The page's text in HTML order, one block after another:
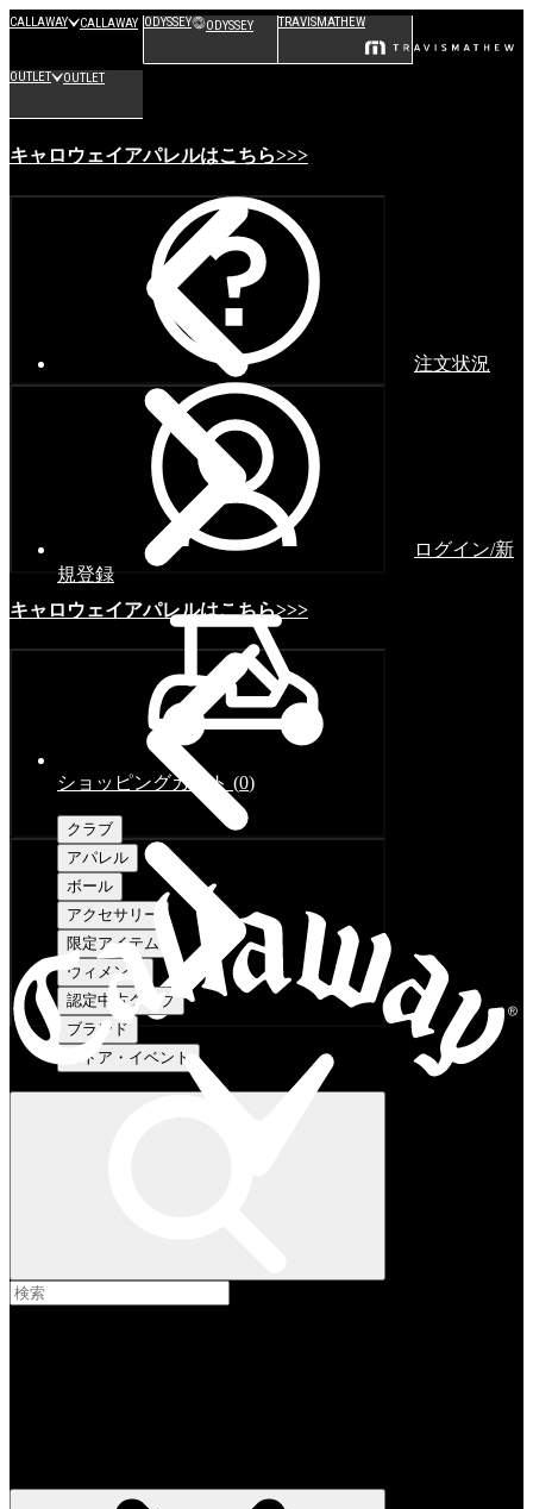
CALLAWAY CALLAWAY ODYSSEY ODYSSEY TRAVISMATHEW
OUTLET OUTLET
キャロウェイアパレルはこちら>>>
キャロウェイアパレルはこちら>>>
注文状況
ログイン/新
規登録
ショッピングカート (0)
クラブ
アパレル
ボール
アクセサリー
限定アイテム
ウィメンズ
認定中古クラブ
ブランド
ストア・イベント